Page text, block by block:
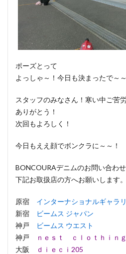
ポーズとって
よっしゃ～！今日も決まったで～～
スタッフのみなさん！寒い中ご苦
ありがとう！
次回もよろしく！
今日もええ顔でボンクラに～～！
BONCOURAデニムのお問い合わ
下記お取扱店の方へお願いします。
原宿 インターナショナルギャラ
新宿
ビームス ジャパン
神戸
ビームス ウエスト
神戸
ｎｅｓｔ ｃｌｏｔｈｉｎ
大阪
ｄｉｅｃｉ205